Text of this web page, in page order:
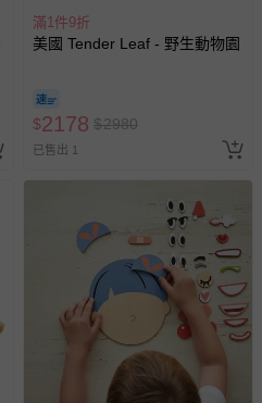
滿1件9折
美國 Tender Leaf - 野生動物園
$2178 $2980
已售出 1